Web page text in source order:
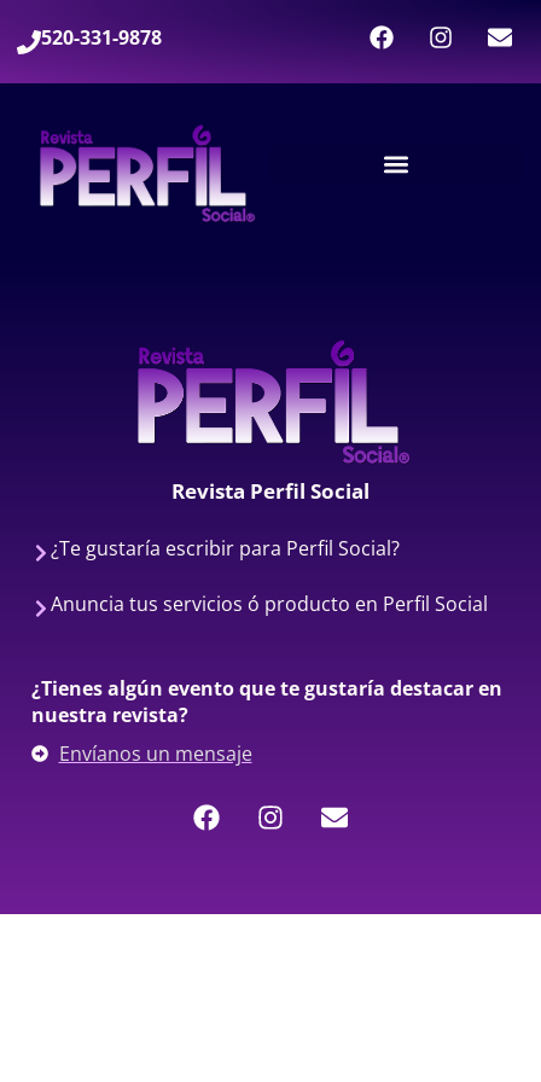
520-331-9878
Revista Perfil Social
¿Te gustaría escribir para Perfil Social?
Anuncia tus servicios ó producto en Perfil Social
¿Tienes algún evento que te gustaría destacar en
nuestra revista?
Envíanos un mensaje